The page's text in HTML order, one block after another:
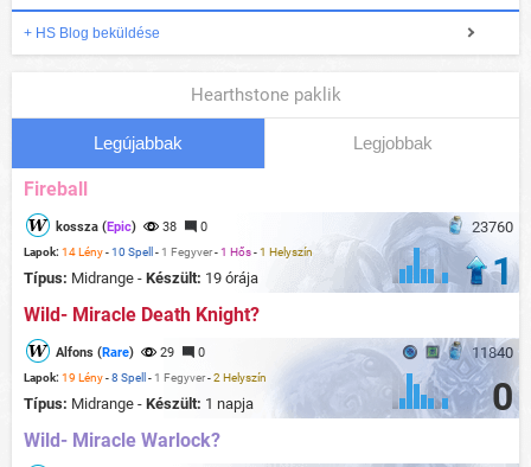
+ HS Blog beküldése
Hearthstone paklik
Legújabbak Legjobbak
Fireball
23760
kossza (Epic) 38 0
Lapok: 14 Lény-10 Spell - 1 Fegyver-1 Hős-1 Helyszín
Típus: Midrange - Készült: 19 órája 1
Wild- Miracle Death Knight?
11840
Alfons (Rare) 29 0
Lapok: 19 Lény-8 Spell - 1 Fegyver-2 Helyszín
Típus: Midrange - Készült: 1 napja 0
Wild- Miracle Warlock?